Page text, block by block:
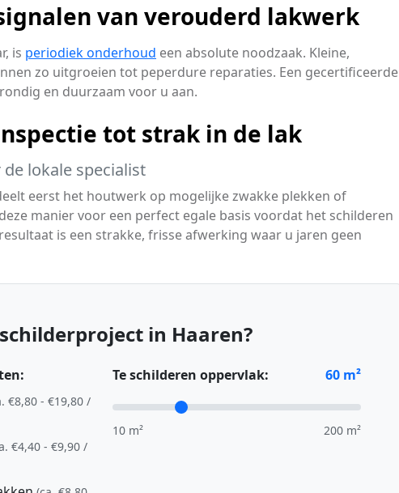
van verouderd lakwerk
is periodiek onderhoud een absolute noodzaak. Kleine,
zo uitgroeien tot peperdure reparaties. Een gecertificeerde
en duurzaam voor u aan.
tot strak in de lak
lokale specialist
eerst het houtwerk op mogelijke zwakke plekken of
manier voor een perfect egale basis voordat het schilderen
is een strakke, frisse afwerking waar u jaren geen
in Haaren?
€8,80 - €19,80 /
€4,40 - €9,90 /
Te schilderen oppervlak: 60 m²
10 m² 200 m²